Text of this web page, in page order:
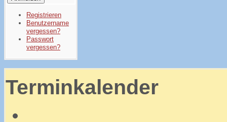
Registrieren
Benutzername
vergessen?
Passwort
vergessen?
Terminkalender